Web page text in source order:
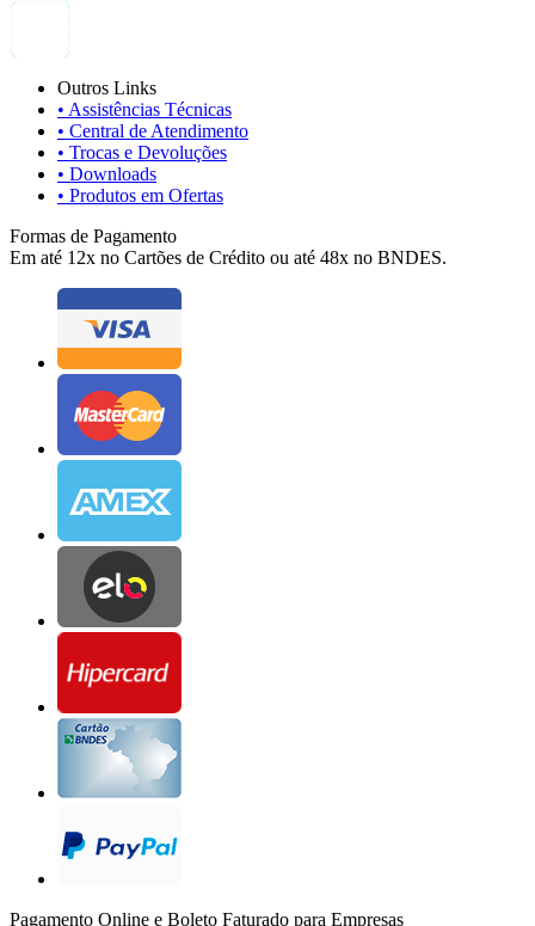
Outros Links
• Assistências Técnicas
• Central de Atendimento
• Trocas e Devoluções
• Downloads
• Produtos em Ofertas
Formas de Pagamento
Em até 12x no Cartões de Crédito ou até 48x no BNDES.
Pagamento Online e Boleto Faturado para Empresas